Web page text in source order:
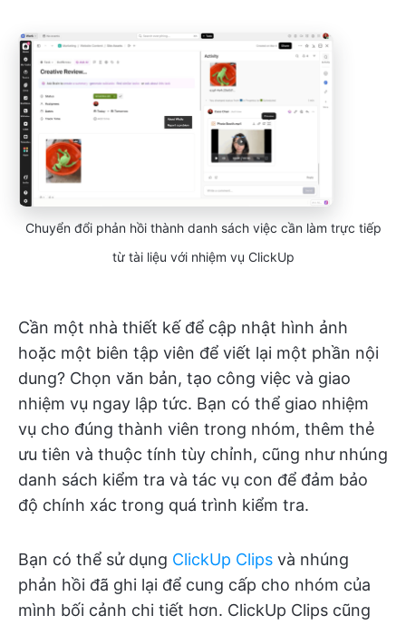
Chuyển đổi phản hồi thành danh sách việc cần làm trực tiếp
từ tài liệu với nhiệm vụ ClickUp
Cần một nhà thiết kế để cập nhật hình ảnh
hoặc một biên tập viên để viết lại một phần nội
dung? Chọn văn bản, tạo công việc và giao
nhiệm vụ ngay lập tức. Bạn có thể giao nhiệm
vụ cho đúng thành viên trong nhóm, thêm thẻ
ưu tiên và thuộc tính tùy chỉnh, cũng như nhúng
danh sách kiểm tra và tác vụ con để đảm bảo
độ chính xác trong quá trình kiểm tra.
Bạn có thể sử dụng ClickUp Clips và nhúng
phản hồi đã ghi lại để cung cấp cho nhóm của
mình bối cảnh chi tiết hơn. ClickUp Clips cũng